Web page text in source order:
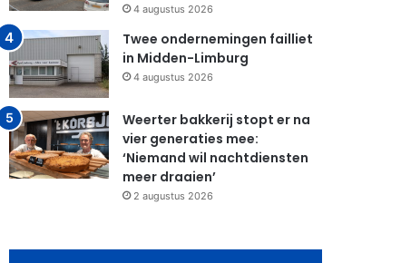
4 augustus 2026
Twee ondernemingen failliet
in Midden-Limburg
4 augustus 2026
Weerter bakkerij stopt er na
vier generaties mee:
‘Niemand wil nachtdiensten
meer draaien’
2 augustus 2026